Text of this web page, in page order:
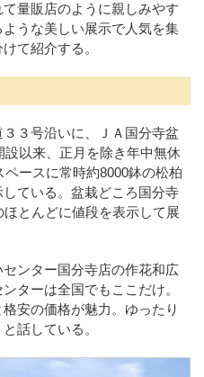
量販店のように親しみやす
うな美しい展示で人気を集
て紹介する。
３号沿いに、ＪＡ国分寺盆
以来、正月を除き年中無休
ースに常時約8000鉢の松柏
ている。盆栽どころ国分寺
とんどに値段を表示して展
ンター国分寺店の作花和広
ターは全国でもここだけ。
安の価格が魅力。ゆったり
話している。